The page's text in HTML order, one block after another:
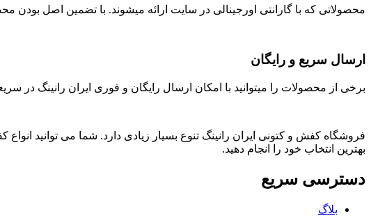
محصولاتی که با گارانتی اورجینالی در سایت ارائه میشوند. با تضمین اصل
ارسال سریع و رایگان
برخی از محصولات را میتوانید با امکان ارسال رایگان و فوری ایران رانینگ در
فروشگاه کفش و کتونی ایران رانینگ تنوع بسیار زیادی دارد. شما می توانید
بهترین انتخاب خود را انجام دهید.
دسترسی سریع
بلاگ